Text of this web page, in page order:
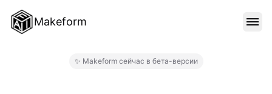
Makeform
✨ Makeform сейчас в бета-версии